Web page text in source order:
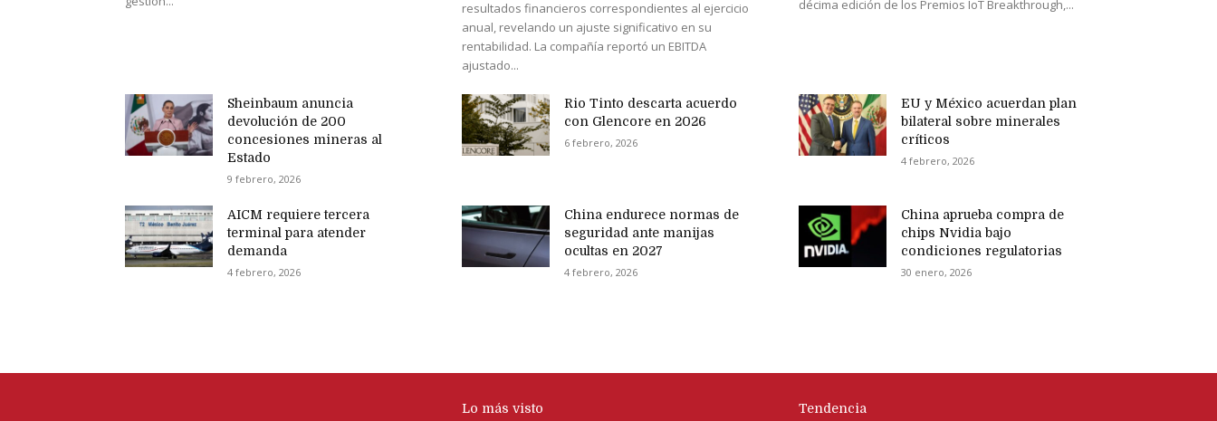
resultados financieros correspondientes al ejercicio
anual, revelando un ajuste significativo en su
rentabilidad. La compañía reportó un EBITDA
ajustado...
décima edición de los Premios IoT Breakthrough,...
Sheinbaum anuncia
devolución de 200
concesiones mineras al
Estado
9 febrero, 2026
Rio Tinto descarta acuerdo
con Glencore en 2026
6 febrero, 2026
EU y México acuerdan plan
bilateral sobre minerales
críticos
4 febrero, 2026
AICM requiere tercera
terminal para atender
demanda
4 febrero, 2026
China endurece normas de
seguridad ante manijas
ocultas en 2027
4 febrero, 2026
China aprueba compra de
chips Nvidia bajo
condiciones regulatorias
30 enero, 2026
Lo más visto Tendencia